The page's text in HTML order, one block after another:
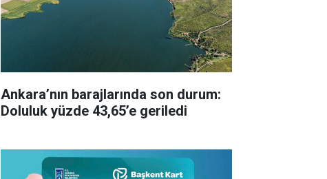
Ankara’nın barajlarında son durum:
Doluluk yüzde 43,65’e geriledi